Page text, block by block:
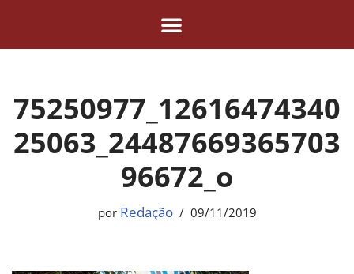
conteúdo
75250977_12616474340
25063_24487669365703
96672_o
por Redação 09/11/2019